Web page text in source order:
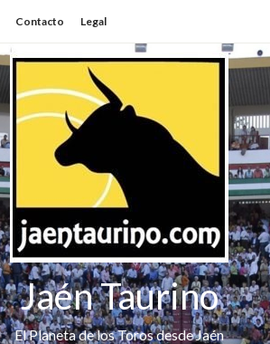
Contacto Legal
Jaén Taurino
El Planeta de los Toros desde Jaén